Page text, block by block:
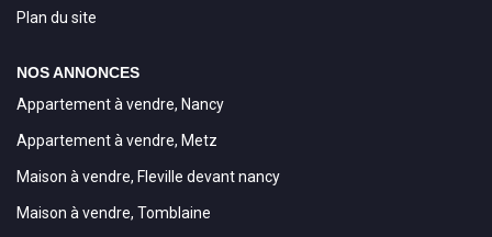
Plan du site
NOS ANNONCES
Appartement à vendre, Nancy
Appartement à vendre, Metz
Maison à vendre, Fleville devant nancy
Maison à vendre, Tomblaine